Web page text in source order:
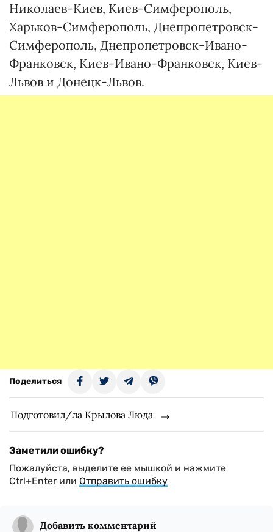
Николаев-Киев, Киев-Симферополь,
Харьков-Симферополь, Днепропетровск-
Симферополь, Днепропетровск-Ивано-
Франковск, Киев-Ивано-Франковск, Киев-
Львов и Донецк-Львов.
Поделиться
Подготовил/ла Крылова Люда
Заметили ошибку?
Пожалуйста, выделите ее мышкой и нажмите
Ctrl+Enter или Отправить ошибку
Добавить комментарий